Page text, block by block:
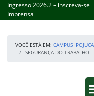
Ingresso 2026.2 – inscreva-se
Imprensa
VOCÊ ESTÁ EM: CAMPUS IPOJUCA
SEGURANÇA DO TRABALHO